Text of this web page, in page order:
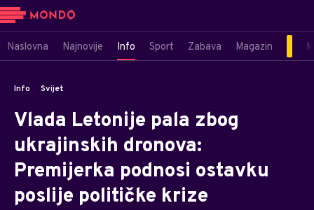
Naslovna Najnovije Info Sport Zabava Magazin
Info Svijet
Vlada Letonije pala zbog
ukrajinskih dronova:
Premijerka podnosi ostavku
poslije političke krize